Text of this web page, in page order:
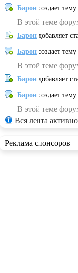
Барон создает тему
В этой теме
Барон добавляет
Барон создает тему
В этой теме
Барон добавляет
Барон создает тему
В этой теме
Вся лента
Реклама спонсоров